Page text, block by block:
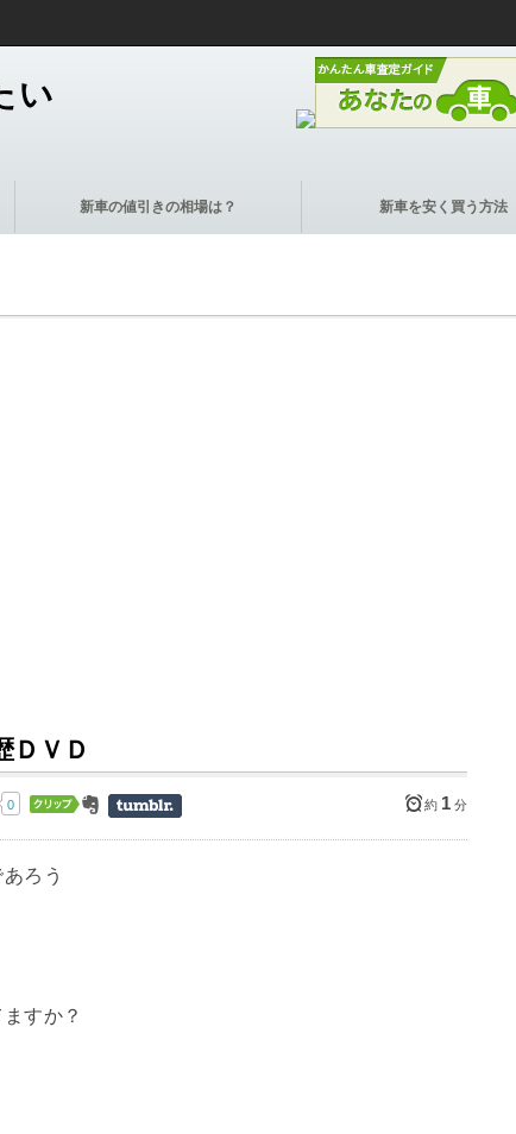
い
ＤＶＤ
約 1 分
0
ろう
すか？
新車の値引きの相場は？ 新車を安く買う方法